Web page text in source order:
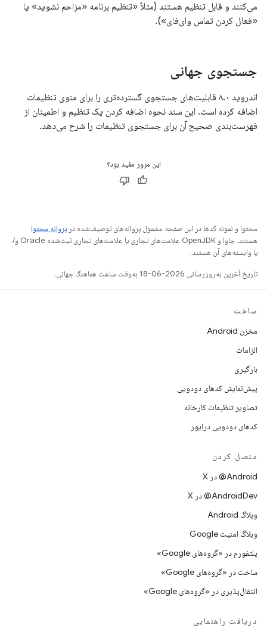
می‌کنند و قابل تنظیم هستند (مثلاً «تنظیم برنامه «مزاحم نشوید» یا
«فعال کردن تماس وای‌فای»).
جستجوی جهانی
اندروید ۸.۰ قابلیت‌های جستجوی گسترده‌تری را برای منوی تنظیمات
اضافه کرده است. این سند نحوه اضافه کردن یک تنظیم و اطمینان از
فهرست‌بندی صحیح آن برای جستجوی تنظیمات را شرح می‌دهد.
این مرور مفید بود؟
محتوا و نمونه کدها در این صفحه مشمول پروانه‌های توصیف‌شده در پروانه محتوا
هستند. جاوا و OpenJDK علامت‌های تجاری یا علامت‌های تجاری ثبت‌شده Oracle و/
یا وابسته‌های آن هستند.
تاریخ آخرین به‌روزرسانی 2026-06-18 به‌وقت ساعت هماهنگ جهانی.
ساخت
مخزن Android
الزامات
بارگیری
پیش‌نمایش کدهای دودویی
تصاویر تنظیمات کارخانه
کدهای دودویی درایور
متصل کردن
‫‎@Android در X
‫‎@AndroidDev در X
وبلاگ Android
وبلاگ امنیت Google
پلتفورم در «گروه‌های Google»
ساخت در «گروه‌های Google»
انتقال‌پذیری در «گروه‌های Google»
دریافت راهنمایی